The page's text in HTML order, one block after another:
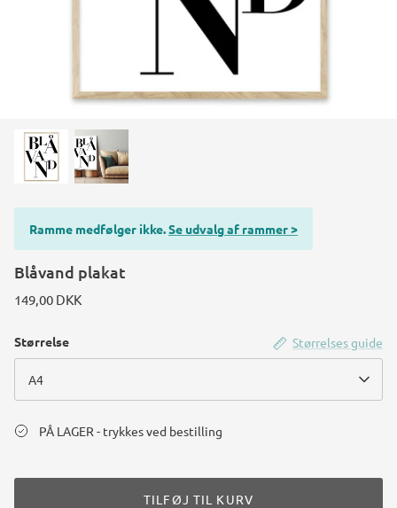
Ramme medfølger ikke.Se udvalg af rammer >
Blåvand plakat
149,00 DKK
Størrelses guide
Størrelse
A4
PÅ LAGER - trykkes ved bestilling
TILFØJ TIL KURV